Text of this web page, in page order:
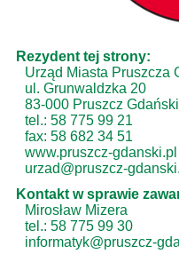
Rezydent tej strony:
Urząd Miasta Pruszcza
ul. Grunwaldzka 20
83-000 Pruszcz Gdański
tel.: 58 775 99 21
fax: 58 682 34 51
www.pruszcz-gdanski.pl
urzad@pruszcz-
Kontakt w sprawie
Mirosław Mizera
tel.: 58 775 99 30
informatyk@pruszcz-